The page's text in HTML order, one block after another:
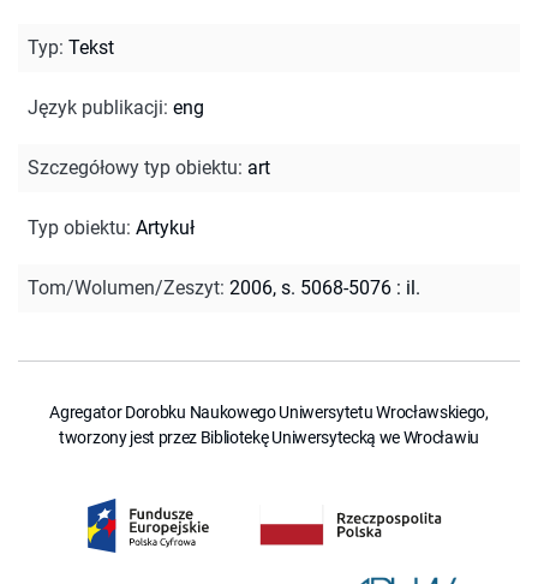
Typ: Tekst
Język publikacji: eng
Szczegółowy typ obiektu: art
Typ obiektu: Artykuł
Tom/Wolumen/Zeszyt: 2006, s. 5068-5076 : il.
Agregator Dorobku Naukowego Uniwersytetu Wrocławskiego,
tworzony jest przez Bibliotekę Uniwersytecką we Wrocławiu